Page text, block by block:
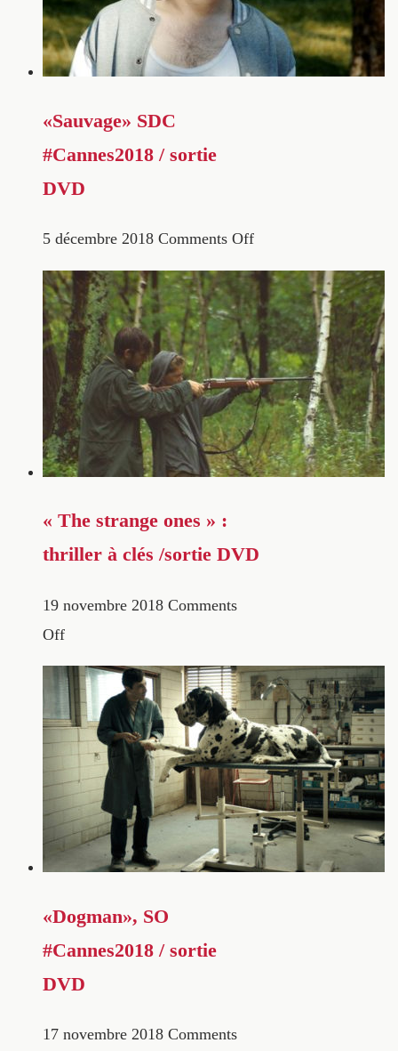
«Sauvage» SDC
#Cannes2018 / sortie
DVD
5 décembre 2018 Comments Off
« The strange ones » :
thriller à clés /sortie DVD
19 novembre 2018 Comments
Off
«Dogman», SO
#Cannes2018 / sortie
DVD
17 novembre 2018 Comments